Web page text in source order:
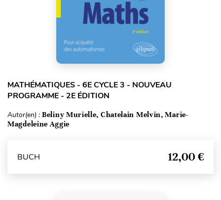
MATHÉMATIQUES - 6E CYCLE 3 - NOUVEAU
PROGRAMME - 2E ÉDITION
Autor(en) : Beliny Murielle, Chatelain Melvin, Marie-
Magdeleine Aggie
BUCH 12,00 €